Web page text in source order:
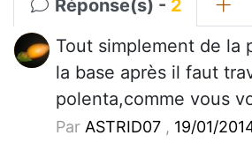
Réponse(s) - 2
Tout simplement de la
la base après il faut
polenta,comme vous
Par ASTRID07 , 19/01/